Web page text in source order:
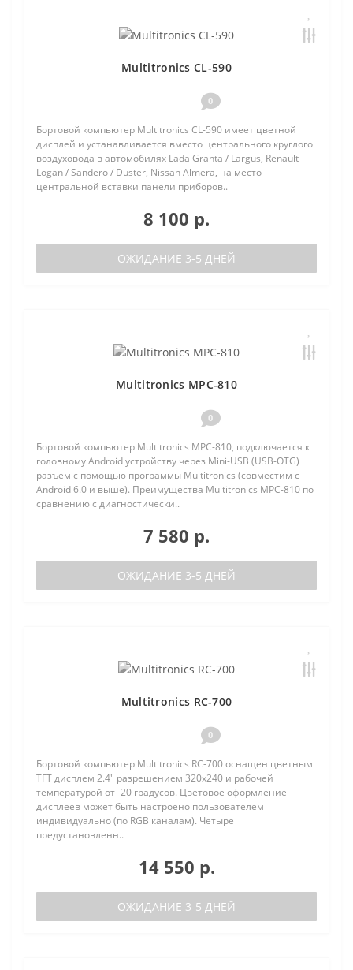
Multitronics CL-590
0
Бортовой компьютер Multitronics CL-590 имеет цветной
дисплей и устанавливается вместо центрального круглого
воздуховода в автомобилях Lada Granta / Largus, Renault
Logan / Sandero / Duster, Nissan Almera, на место
центральной вставки панели приборов..
8 100 р.
ОЖИДАНИЕ 3-5 ДНЕЙ
Multitronics MPC-810
0
Бортовой компьютер Multitronics MPC-810, подключается к
головному Android устройству через Mini-USB (USB-OTG)
разъем с помощью программы Multitronics (совместим с
Android 6.0 и выше). Преимущества Multitronics MPC-810 по
сравнению с диагностически..
7 580 р.
ОЖИДАНИЕ 3-5 ДНЕЙ
Multitronics RC-700
0
Бортовой компьютер Multitronics RC-700 оснащен цветным
TFT дисплем 2.4" разрешением 320х240 и рабочей
температурой от -20 градусов. Цветовое оформление
дисплеев может быть настроено пользователем
индивидуально (по RGB каналам). Четыре
предустановленн..
14 550 р.
ОЖИДАНИЕ 3-5 ДНЕЙ